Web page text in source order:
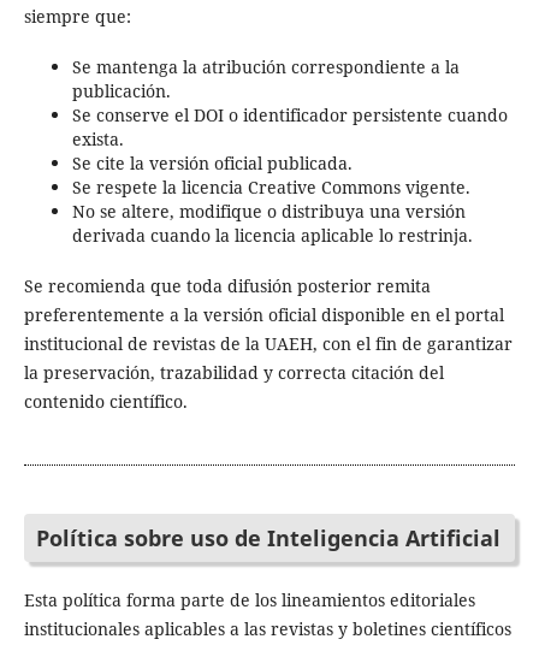
siempre que:
Se mantenga la atribución correspondiente a la
publicación.
Se conserve el DOI o identificador persistente cuando
exista.
Se cite la versión oficial publicada.
Se respete la licencia Creative Commons vigente.
No se altere, modifique o distribuya una versión
derivada cuando la licencia aplicable lo restrinja.
Se recomienda que toda difusión posterior remita
preferentemente a la versión oficial disponible en el portal
institucional de revistas de la UAEH, con el fin de garantizar
la preservación, trazabilidad y correcta citación del
contenido científico.
Política sobre uso de Inteligencia Artificial
Esta política forma parte de los lineamientos editoriales
institucionales aplicables a las revistas y boletines científicos